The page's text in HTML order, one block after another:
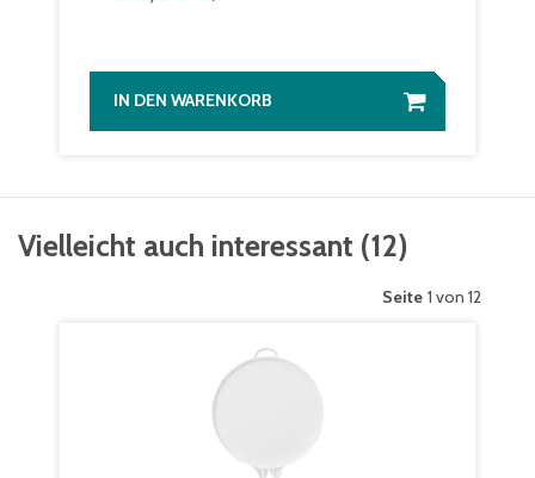
IN DEN WARENKORB
Vielleicht auch interessant (12)
Seite 1 von 12